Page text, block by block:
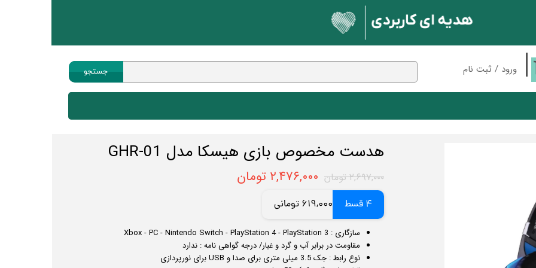
ورود / ثبت نام جستجو
اسپیکر
پاوربانک
نور و روشنایی
کارت حافظه
هدست مخصوص بازی هیسکا مدل GHR-01
۲,۶۹۷,۰۰۰ تومان ۲,۴۷۶,۰۰۰ تومان
4 قسط 619,000 تومانی
سازگاری : Xbox - PC - Nintendo Switch - PlayStation 4 - PlayStation 3
مقاومت در برابر آب و گرد و غبار/ درجه گواهی‌ نامه : ندارد
نوع رابط : جک 3.5 میلی متری برای صدا و USB برای نورپردازی